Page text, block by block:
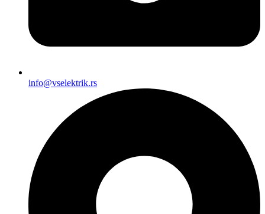
info@vselektrik.rs